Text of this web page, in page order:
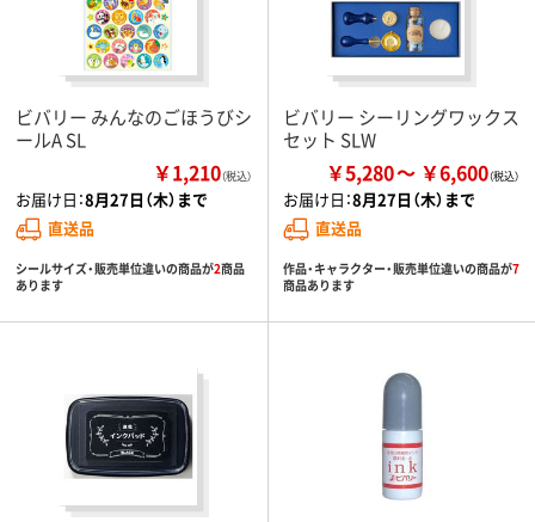
ビバリー みんなのごほうびシ
ールA SL
￥1,210（税込）
お届け日：8月27日（木）まで
直送品
シールサイズ・販売単位違いの商品が2商品
あります
ビバリー シーリングワックス
セット SLW
￥5,280 ￥6,600
お届け日：8月27日（木）まで
直送品
作品・キャラクター・販売単位違いの商品が7
商品あります